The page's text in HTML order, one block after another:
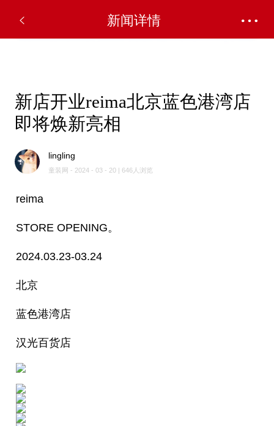
新闻详情
新店开业reima北京蓝色港湾店
即将焕新亮相
lingling
童装网 - 2024 - 03 - 20 | 646人浏览
reima
STORE OPENING。
2024.03.23-03.24
北京
蓝色港湾店
汉光百货店